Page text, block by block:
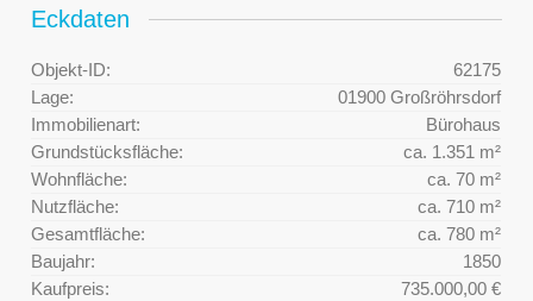
Eckdaten
Objekt-ID:
62175
Lage:
01900 Großröhrsdorf
Immobilienart:
Bürohaus
Grundstücksfläche:
ca. 1.351 m²
Wohnfläche:
ca. 70 m²
Nutzfläche:
ca. 710 m²
Gesamtfläche:
ca. 780 m²
Baujahr:
1850
Kaufpreis:
735.000,00 €